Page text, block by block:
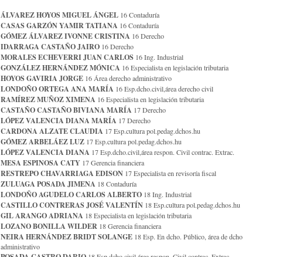
ÁLVAREZ HOYOS MIGUEL ÁNGEL 16 Contaduría
CASAS GARZÓN YAMIR TATIANA 16 Contaduría
GÓMEZ ÁLVAREZ IVONNE CRISTINA 16 Derecho
IDARRAGA CASTAÑO JAIRO 16 Derecho
MORALES ECHEVERRI JUAN CARLOS 16 Ing. Industrial
GONZÁLEZ HERNÁNDEZ MÓNICA 16 Especialista en legislación tributaria
HOYOS GAVIRIA JORGE 16 Área derecho administrativo
LONDOÑO ORTEGA ANA MARÍA 16 Esp.dcho.civil,área derecho civil
RAMÍREZ MUÑOZ XIMENA 16 Especialista en legislación tributaria
CASTAÑO CASTAÑO BIVIANA MARÍA 17 Derecho
LÓPEZ VALENCIA DIANA MARÍA 17 Derecho
CARDONA ALZATE CLAUDIA 17 Esp.cultura pol.pedag.dchos.hu
GÓMEZ ARBELÁEZ LUZ 17 Esp.cultura pol.pedag.dchos.hu
LÓPEZ VALENCIA DIANA 17 Esp.dcho.civil,área respon. Civil contrac. Extrac.
MESA ESPINOSA CATY 17 Gerencia financiera
RESTREPO CHAVARRIAGA EDISON 17 Especialista en revisoría fiscal
ZULUAGA POSADA JIMENA 18 Contaduría
LONDOÑO AGUDELO CARLOS ALBERTO 18 Ing. Industrial
CASTILLO CONTRERAS JOSÉ VALENTÍN 18 Esp.cultura pol.pedag.dchos.hu
GIL ARANGO ADRIANA 18 Especialista en legislación tributaria
LOZANO BONILLA WILDER 18 Gerencia financiera
NEIRA HERNÁNDEZ BRIDT SOLANGE 18 Esp. En dcho. Público, área de dcho
administrativo